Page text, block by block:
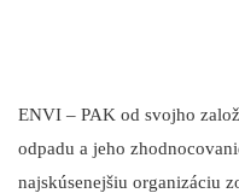
ENVI – PAK od svojho
odpadu a jeho
najskúsenejšiu organizáciu